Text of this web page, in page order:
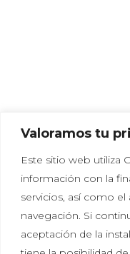
Valoramos tu
Este sitio web utiliza
información con la
servicios, así como el
navegación. Si
aceptación de la